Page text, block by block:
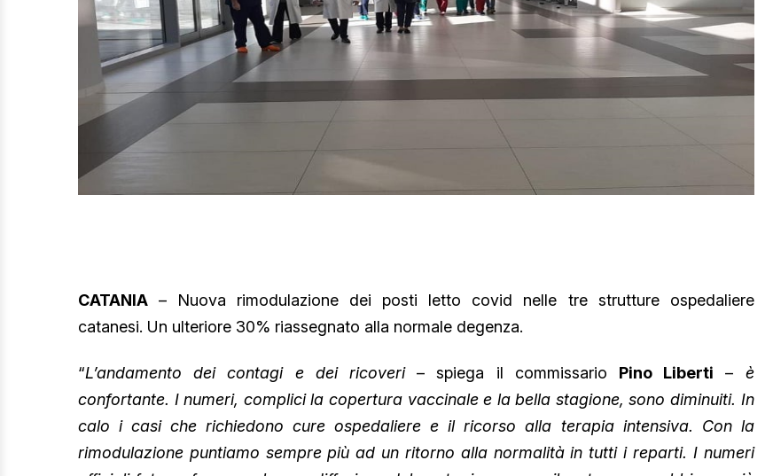
CATANIA – Nuova rimodulazione dei posti letto covid nelle tre strutture ospedaliere
catanesi. Un ulteriore 30% riassegnato alla normale degenza.
“L’andamento dei contagi e dei ricoveri– spiega il commissario Pino Liberti – è
confortante. I numeri, complici la copertura vaccinale e la bella stagione, sono diminuiti. In
calo i casi che richiedono cure ospedaliere e il ricorso alla terapia intensiva. Con la
rimodulazione puntiamo sempre più ad un ritorno alla normalità in tutti i reparti. I numeri